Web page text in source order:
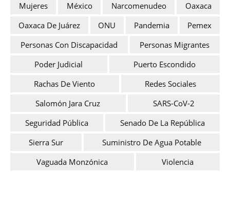
Mujeres
México Narcomenudeo
Oaxaca
Oaxaca De Juárez
ONU Pandemia
Pemex
Personas Con Discapacidad
Personas Migrantes
Poder Judicial
Puerto Escondido
Rachas De Viento
Redes Sociales
Salomón Jara Cruz
SARS-CoV-2
Seguridad Pública
Senado De La República
Sierra Sur
Suministro De Agua Potable
Vaguada Monzónica
Violencia